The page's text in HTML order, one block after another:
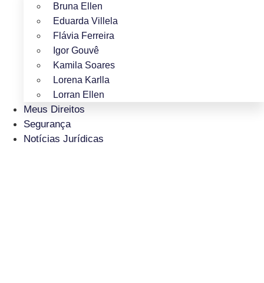
Bruna Ellen
Eduarda Villela
Flávia Ferreira
Igor Gouvê
Kamila Soares
Lorena Karlla
Lorran Ellen
Meus Direitos
Segurança
Notícias Jurídicas